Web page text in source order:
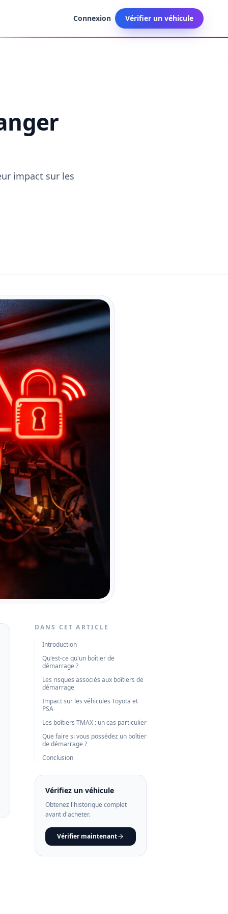
Connexion Vérifier un véhicule
impact sur les
DANS CET ARTICLE
Introduction
Qu'est-ce qu'un boîtier de
démarrage ?
Les risques associés aux boîtiers de
démarrage
Impact sur les véhicules Toyota et
PSA
Les boîtiers TMAX : un cas particulier
Que faire si vous possédez un boîtier
de démarrage ?
Conclusion
Vérifiez un véhicule
Obtenez l'historique complet
avant d'acheter.
Vérifier maintenant